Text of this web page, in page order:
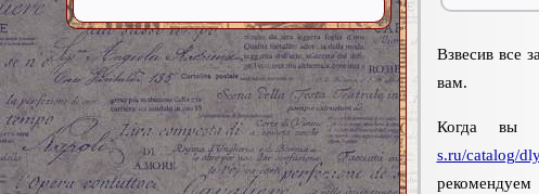
Взвесив все
вам.
Когда вы
s.ru/catalog/